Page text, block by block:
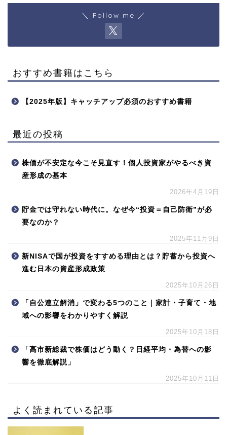
＼ Follow me ／
おすすめ書籍はこちら
【2025年版】キャッチアップ必須のおすすめ書籍
最近の投稿
株価が不安定な今こそ見直す！個人投資家がやるべき資
産形成の基本
2026年4月19日
貯金では守れない時代に。なぜ今“投資＝自己防衛”が必
要なのか？
2025年11月9日
新NISAで国が投資をすすめる理由とは？貯蓄から投資へ
進む日本の資産形成政策
2025年10月26日
「自公連立解消」で変わる5つのこと｜家計・子育て・地
域への影響をわかりやすく解説
2025年10月18日
「高市新総裁で株価はどう動く？日経平均・為替への影
響を徹底解説」
2025年10月11日
よく読まれている記事